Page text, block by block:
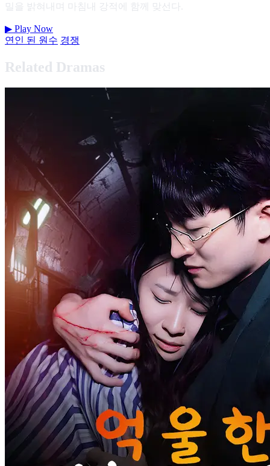
밀을 밝혀내며 마침내 강적에 함께 맞선다.
▶ Play Now
연인 된 원수 경쟁
Related Dramas